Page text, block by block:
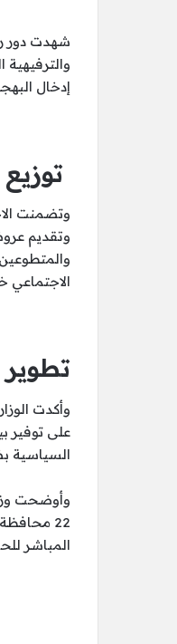
شهدت دور
إدخال
توزيع
وتضمنت
وتقديم
الاجتماعي
وأكدت
على توفير
السياسية
22
المباشر